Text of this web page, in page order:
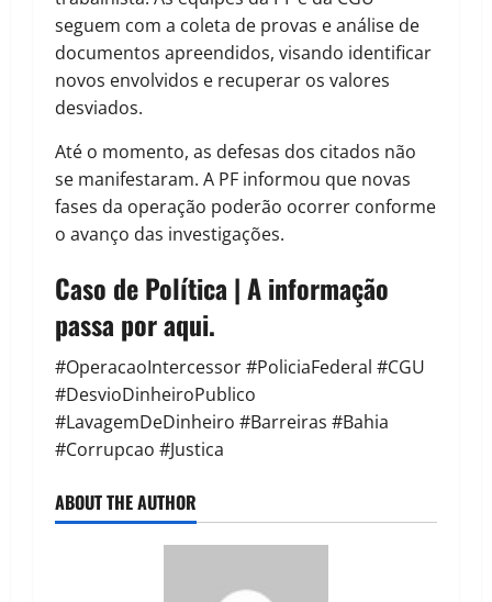
seguem com a coleta de provas e análise de
documentos apreendidos, visando identificar
novos envolvidos e recuperar os valores
desviados.
Até o momento, as defesas dos citados não
se manifestaram. A PF informou que novas
fases da operação poderão ocorrer conforme
o avanço das investigações.
Caso de Política | A informação
passa por aqui.
#OperacaoIntercessor #PoliciaFederal #CGU
#DesvioDinheiroPublico
#LavagemDeDinheiro #Barreiras #Bahia
#Corrupcao #Justica
ABOUT THE AUTHOR